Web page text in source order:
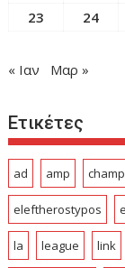
23
24
« Ιαν Μαρ »
Ετικέτες
ad amp
eleftherostypos
la league link